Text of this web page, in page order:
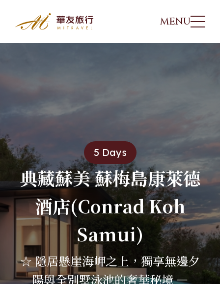
MENU
04優惠方案
05旅遊專欄
關於華友
07旅遊地圖
5 Days
典藏蘇美 蘇梅島康萊德
酒店(Conrad Koh
Samui)
☆ 隱居懸崖海岬之上，獨享無邊夕
陽與全別墅泳池的奢華秘境 —